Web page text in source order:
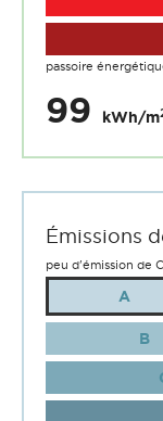
passoire
99 kWh/m
Émissions
peu d'émission de
A
B